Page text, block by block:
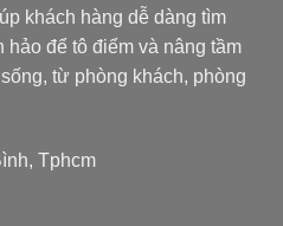
khách hàng dễ dàng tìm
để tô điểm và nâng tầm
từ phòng khách, phòng
Tphcm